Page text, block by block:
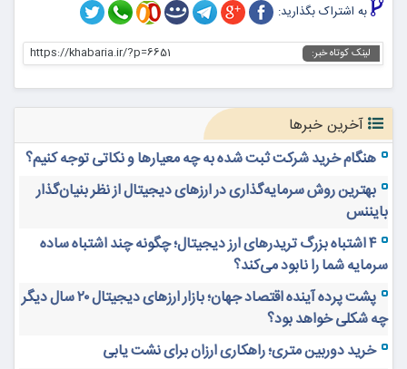
به اشتراک بگذارید:
لینک کوتاه خبر: https://khabaria.ir/?p=6651
آخرین خبرها
هنگام خرید شرکت ثبت شده به چه معیارها و نکاتی توجه کنیم؟
بهترین روش سرمایه‌گذاری در ارزهای دیجیتال از نظر بنیان‌گذار
بایننس
۴ اشتباه بزرگ تریدرهای ارز دیجیتال؛ چگونه چند اشتباه ساده
سرمایه شما را نابود می‌کند؟
پشت پرده آینده اقتصاد جهان؛ بازار ارزهای دیجیتال ۲۰ سال دیگر
چه شکلی خواهد بود؟
خرید دوربین متری؛ راهکاری ارزان برای نشت یابی